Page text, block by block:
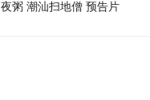
夜粥 潮汕扫地僧 预告片